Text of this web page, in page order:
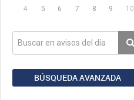
4
5 6 7 8 9 10
BÚSQUEDA AVANZADA